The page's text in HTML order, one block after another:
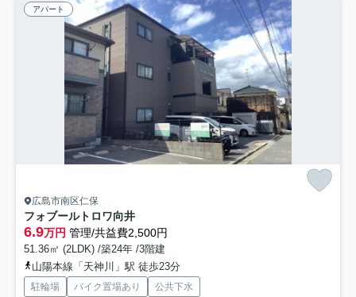
アパート
広島市南区仁保
フォブールトロワ向井
6.9万円 管理/共益費2,500円
51.36㎡ (2LDK) /築24年 /3階建
山陽本線「天神川」駅 徒歩23分
駐輪場 バイク置場あり 公共下水